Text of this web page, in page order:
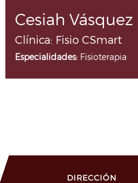
Cesiah Vásquez
Clínica: Fisio CSmart
Especialidades: Fisioterapia
DIRECCIÓN